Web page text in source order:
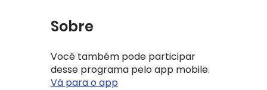
Sobre
Você também pode participar
desse programa pelo app mobile.
Vá para o app